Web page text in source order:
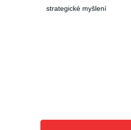
strategické myšlení